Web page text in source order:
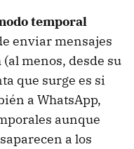
temporal
enviar mensajes
menos, desde su
que surge es si
a WhatsApp,
aunque
a los